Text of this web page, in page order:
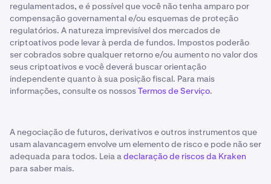
regulamentados, e é possível que você não tenha amparo por
compensação governamental e/ou esquemas de proteção
regulatórios. A natureza imprevisível dos mercados de
criptoativos pode levar à perda de fundos. Impostos poderão
ser cobrados sobre qualquer retorno e/ou aumento no valor dos
seus criptoativos e você deverá buscar orientação
independente quanto à sua posição fiscal. Para mais
informações, consulte os nossosTermos de Serviço.
A negociação de futuros, derivativos e outros instrumentos que
usam alavancagem envolve um elemento de risco e pode não ser
adequada para todos. Leia adeclaração de riscos da Kraken
para saber mais.